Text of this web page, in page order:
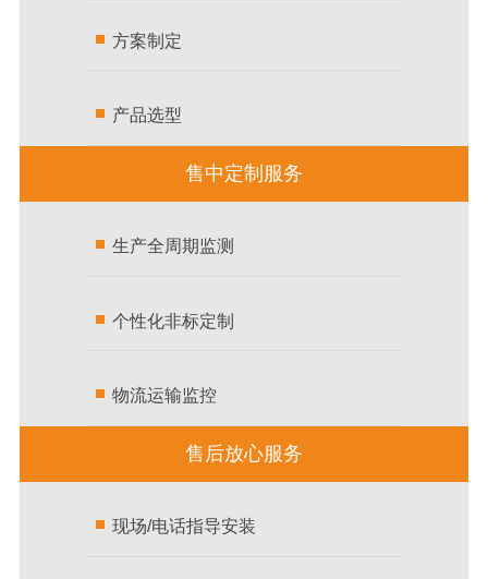
方案制定
产品选型
售中定制服务
生产全周期监测
个性化非标定制
物流运输监控
售后放心服务
现场/电话指导安装